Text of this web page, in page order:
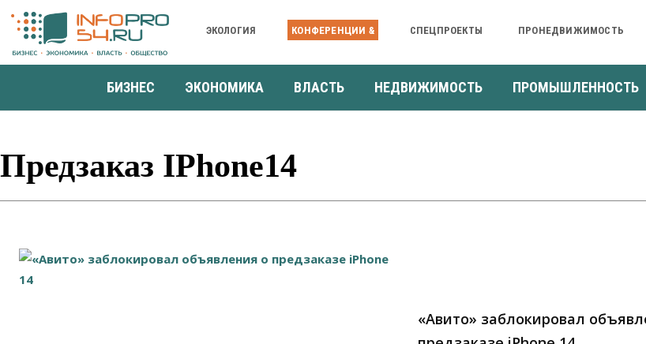
ЭКОЛОГИЯ КОНФЕРЕНЦИИ & СПЕЦПРОЕКТЫ ПРОНЕДВИЖИМОСТЬ
БИЗНЕС ЭКОНОМИКА ВЛАСТЬ НЕДВИЖИМОСТЬ ПРОМЫШЛЕННОСТЬ
Предзаказ IPhone14
«Авито» заблокировал